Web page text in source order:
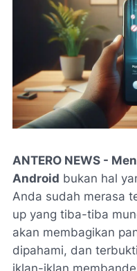
ANTERO NEWS -
Android bukan hal
Anda sudah merasa
up yang tiba-tiba
akan membagikan
dipahami, dan